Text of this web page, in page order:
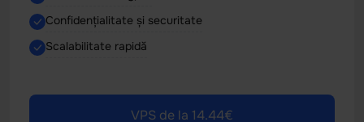
Confidențialitate și securitate
Scalabilitate rapidă
VPS de la 14.44€